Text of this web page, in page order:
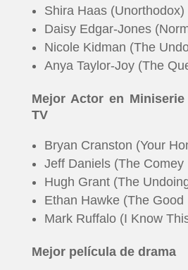
Shira Haas (Unorthodox)
Daisy Edgar-Jones
Nicole Kidman (The
Anya Taylor-Joy (The
Mejor Actor en
TV
Bryan Cranston (Your
Jeff Daniels (The Comey
Hugh Grant (The
Ethan Hawke (The Good
Mark Ruffalo (I Know
Mejor película de drama